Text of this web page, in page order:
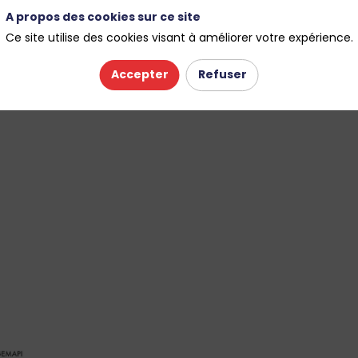
; responsables exploitation/maintenance et astreinte/
(GMAO, IoT, mobilité) ; achats/commande publique ; QSE
A propos des cookies sur ce site
Ce site utilise des cookies visant à améliorer votre expérience.
Accepter Refuser